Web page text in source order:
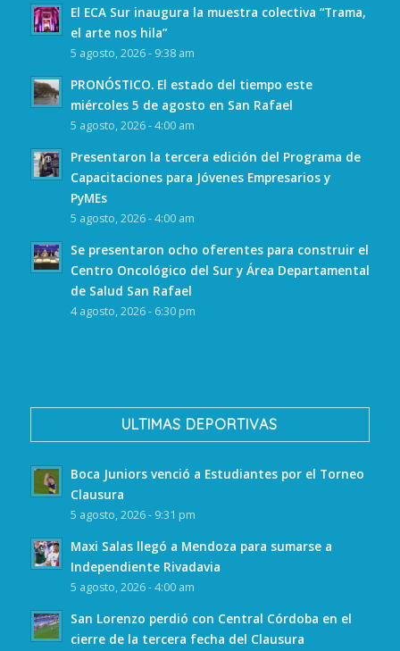
El ECA Sur inaugura la muestra colectiva “Trama,
el arte nos hila”
5 agosto, 2026 - 9:38 am
PRONÓSTICO. El estado del tiempo este
miércoles 5 de agosto en San Rafael
5 agosto, 2026 - 4:00 am
Presentaron la tercera edición del Programa de
Capacitaciones para Jóvenes Empresarios y
PyMEs
5 agosto, 2026 - 4:00 am
Se presentaron ocho oferentes para construir el
Centro Oncológico del Sur y Área Departamental
de Salud San Rafael
4 agosto, 2026 - 6:30 pm
ULTIMAS DEPORTIVAS
Boca Juniors venció a Estudiantes por el Torneo
Clausura
5 agosto, 2026 - 9:31 pm
Maxi Salas llegó a Mendoza para sumarse a
Independiente Rivadavia
5 agosto, 2026 - 4:00 am
San Lorenzo perdió con Central Córdoba en el
cierre de la tercera fecha del Clausura